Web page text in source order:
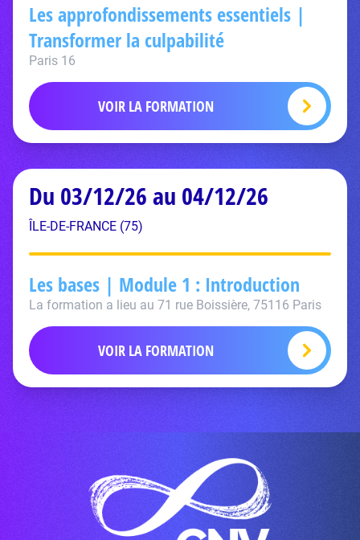
Les approfondissements essentiels |
Transformer la culpabilité
Paris 16
VOIR LA FORMATION
Du 03/12/26 au 04/12/26
ÎLE-DE-FRANCE (75)
Les bases | Module 1 : Introduction
La formation a lieu au 71 rue Boissière, 75116 Paris
VOIR LA FORMATION